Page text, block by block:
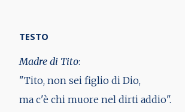
TESTO
Madre di Tito:
"Tito, non sei figlio di Dio,
ma c'è chi muore nel dirti addio".